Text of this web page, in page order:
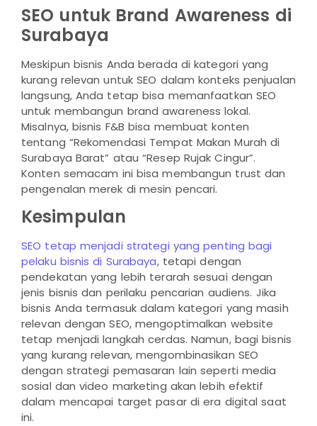
SEO untuk Brand Awareness di
Surabaya
Meskipun bisnis Anda berada di kategori yang
kurang relevan untuk SEO dalam konteks penjualan
langsung, Anda tetap bisa memanfaatkan SEO
untuk membangun brand awareness lokal.
Misalnya, bisnis F&B bisa membuat konten
tentang “Rekomendasi Tempat Makan Murah di
Surabaya Barat” atau “Resep Rujak Cingur”.
Konten semacam ini bisa membangun trust dan
pengenalan merek di mesin pencari.
Kesimpulan
SEO tetap menjadi strategi yang penting bagi
pelaku bisnis di Surabaya, tetapi dengan
pendekatan yang lebih terarah sesuai dengan
jenis bisnis dan perilaku pencarian audiens. Jika
bisnis Anda termasuk dalam kategori yang masih
relevan dengan SEO, mengoptimalkan website
tetap menjadi langkah cerdas. Namun, bagi bisnis
yang kurang relevan, mengombinasikan SEO
dengan strategi pemasaran lain seperti media
sosial dan video marketing akan lebih efektif
dalam mencapai target pasar di era digital saat
ini.